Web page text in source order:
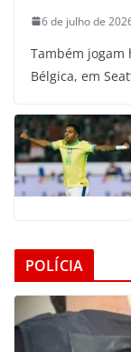
6 de julho de
Também jogam
Bélgica, em
POLÍCIA